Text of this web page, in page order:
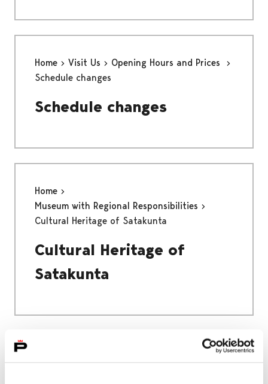
Home Visit Us
Opening Hours and Prices
Schedule changes
Schedule changes
Home
Museum with Regional Responsibilities
Cultural Heritage of Satakunta
Cultural Heritage of
Satakunta